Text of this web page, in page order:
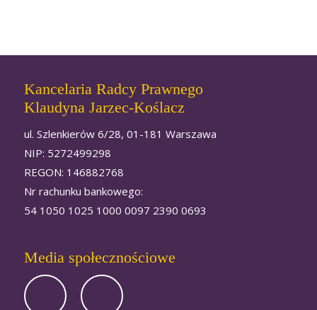
Kancelaria Radcy Prawnego
Klaudyna Jarzec-Koślacz
ul. Szlenkierów 6/28, 01-181 Warszawa
NIP: 5272499298
REGON: 146882768
Nr rachunku bankowego:
54 1050 1025 1000 0097 2390 0693
Media społecznościowe